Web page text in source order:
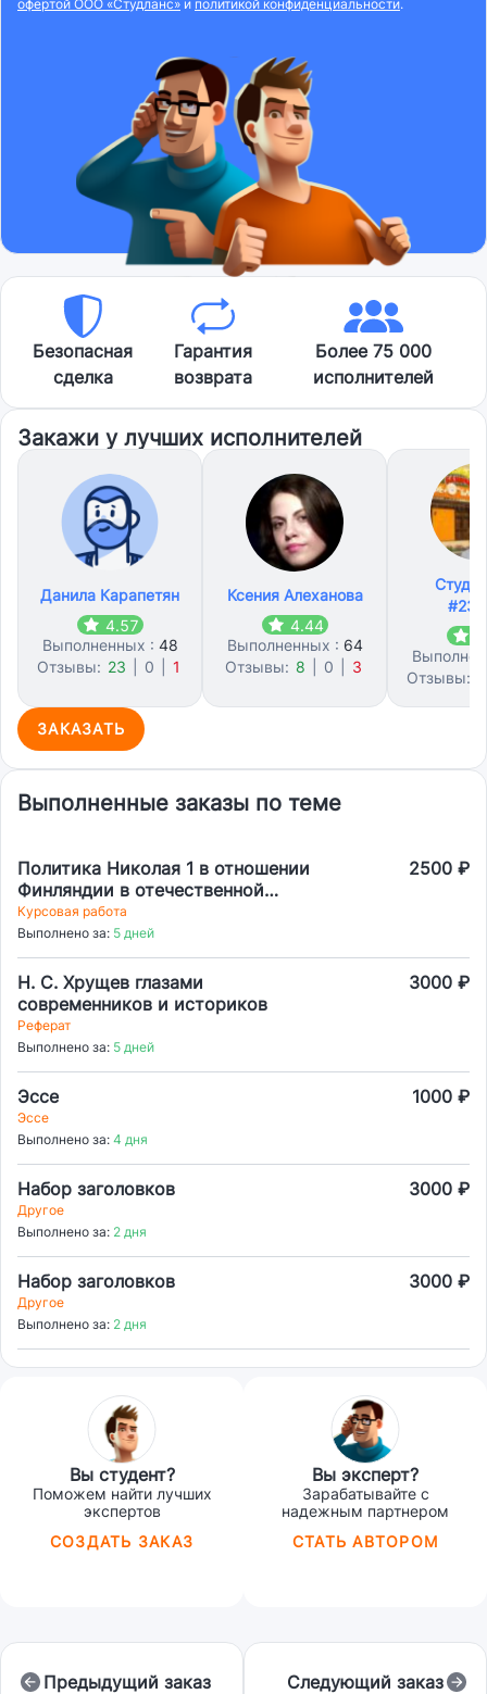
офертой ООО «Студланс» и политикой конфиденциальности.
Безопасная
сделка
Гарантия
возврата
Более 75 000
исполнителей
Закажи у лучших исполнителей
Данила Карапетян
4.57
Выполненных : 48
Отзывы: 23 0 1
Ксения Алеханова
4.44
Выполненных : 64
Отзывы: 8 0 3
Отзывы:
ЗАКАЗАТЬ
Выполненные заказы по теме
Политика Николая 1 в отношении
Финляндии в отечественной
историографии
2500 ₽
Курсовая работа
Выполнено за: 5 дней
Н. С. Хрущев глазами
современников и историков
3000 ₽
Реферат
Выполнено за: 5 дней
Эссе 1000 ₽
Эссе
Выполнено за: 4 дня
Набор заголовков 3000 ₽
Другое
Выполнено за: 2 дня
Набор заголовков 3000 ₽
Другое
Выполнено за: 2 дня
Вы студент?
Поможем найти лучших
экспертов
СОЗДАТЬ ЗАКАЗ
Вы эксперт?
Зарабатывайте с
надежным партнером
СТАТЬ АВТОРОМ
Предыдущий заказ
Следующий заказ